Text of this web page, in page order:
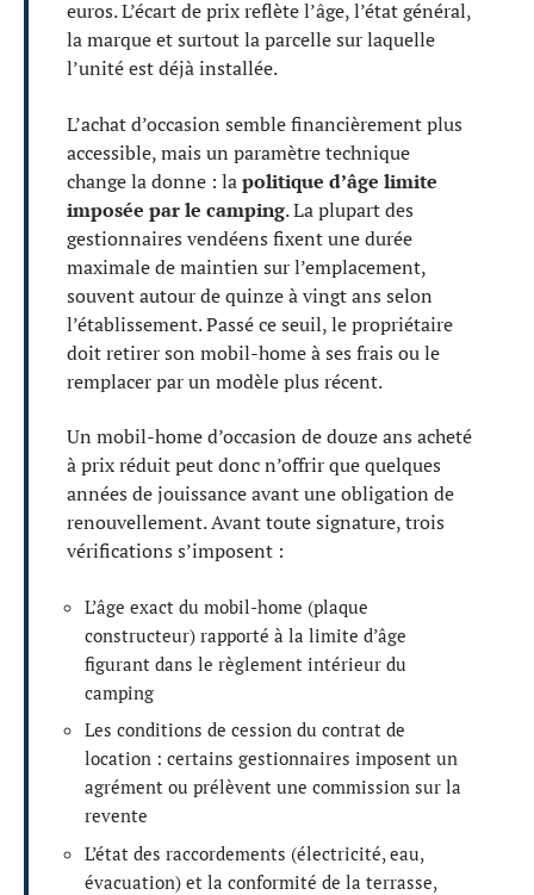
euros. L’écart de prix reflète l’âge, l’état général,
la marque et surtout la parcelle sur laquelle
l’unité est déjà installée.
L’achat d’occasion semble financièrement plus
accessible, mais un paramètre technique
change la donne : lapolitique d’âge limite
imposée par le camping. La plupart des
gestionnaires vendéens fixent une durée
maximale de maintien sur l’emplacement,
souvent autour de quinze à vingt ans selon
l’établissement. Passé ce seuil, le propriétaire
doit retirer son mobil-home à ses frais ou le
remplacer par un modèle plus récent.
Un mobil-home d’occasion de douze ans acheté
à prix réduit peut donc n’offrir que quelques
années de jouissance avant une obligation de
renouvellement. Avant toute signature, trois
vérifications s’imposent :
L’âge exact du mobil-home (plaque
constructeur) rapporté à la limite d’âge
figurant dans le règlement intérieur du
camping
Les conditions de cession du contrat de
location : certains gestionnaires imposent un
agrément ou prélèvent une commission sur la
revente
L’état des raccordements (électricité, eau,
évacuation) et la conformité de la terrasse,